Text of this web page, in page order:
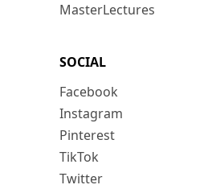
MasterLectures
SOCIAL
Facebook
Instagram
Pinterest
TikTok
Twitter